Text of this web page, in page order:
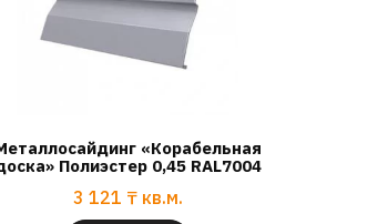
«Корабельная
Полиэстер 0,45 RAL7004
3 121 ₸ кв.м.